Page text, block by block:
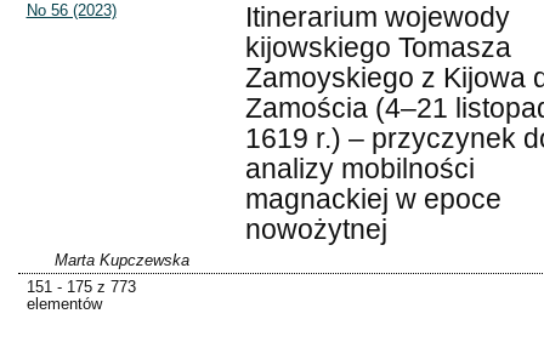
No 56 (2023)
Itinerarium wojewody
kijowskiego Tomasza
Zamoyskiego z Kijowa
Zamościa (4–21
1619 r.) – przyczynek
analizy mobilności
magnackiej w epoce
nowożytnej
Marta Kupczewska
151 - 175 z 773
elementów